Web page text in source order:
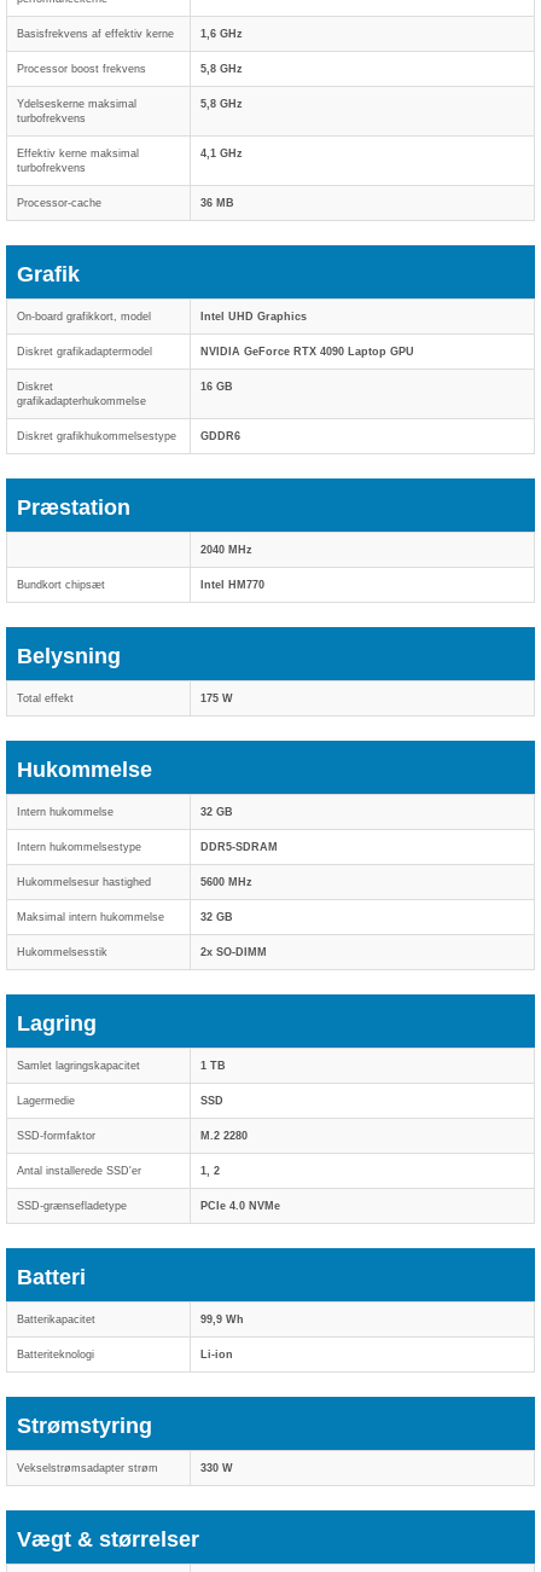
Basisfrekvens af effektiv kerne 1,6 GHz
Processor boost frekvens 5,8 GHz
Ydelseskerne maksimal
turbofrekvens
5,8 GHz
Effektiv kerne maksimal
turbofrekvens
4,1 GHz
Processor-cache 36 MB
Grafik
On-board grafikkort, model Intel UHD Graphics
Diskret grafikadaptermodel NVIDIA GeForce RTX 4090 Laptop GPU
Diskret
grafikadapterhukommelse
16 GB
Diskret grafikhukommelsestype GDDR6
Præstation
2040 MHz
Bundkort chipsæt Intel HM770
Belysning
Total effekt 175 W
Hukommelse
Intern hukommelse 32 GB
Intern hukommelsestype DDR5-SDRAM
Hukommelsesur hastighed 5600 MHz
Maksimal intern hukommelse 32 GB
Hukommelsesstik 2x SO-DIMM
Lagring
Samlet lagringskapacitet 1 TB
Lagermedie SSD
SSD-formfaktor M.2 2280
Antal installerede SSD'er 1, 2
SSD-grænsefladetype PCIe 4.0 NVMe
Batteri
Batterikapacitet 99,9 Wh
Batteriteknologi Li-ion
Strømstyring
Vekselstrømsadapter strøm 330 W
Vægt & størrelser